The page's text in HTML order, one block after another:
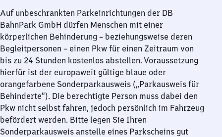
Auf unbeschrankten Parkeinrichtungen der DB
BahnPark GmbH dürfen Menschen mit einer
körperlichen Behinderung – beziehungsweise deren
Begleitpersonen – einen Pkw für einen Zeitraum von
bis zu 24 Stunden kostenlos abstellen. Voraussetzung
hierfür ist der europaweit gültige blaue oder
orangefarbene Sonderparkausweis („Parkausweis für
Behinderte“). Die berechtigte Person muss dabei den
Pkw nicht selbst fahren, jedoch persönlich im Fahrzeug
befördert werden. Bitte legen Sie Ihren
Sonderparkausweis anstelle eines Parkscheins gut